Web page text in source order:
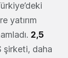
yatırım
2,5
şirketi, daha